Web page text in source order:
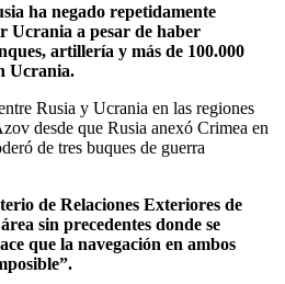
ha negado repetidamente
Ucrania a pesar de haber
artillería y más de 100.000
Ucrania.
Rusia y Ucrania en las regiones
desde que Rusia anexó Crimea en
de tres buques de guerra
de Relaciones Exteriores de
sin precedentes donde se
que la navegación en ambos